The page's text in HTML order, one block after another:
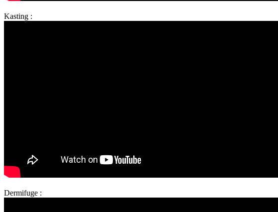
Kasting :
Dermifuge :